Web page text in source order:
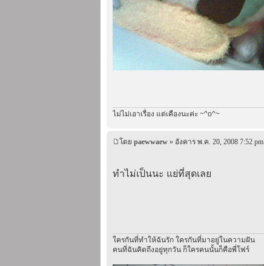
ไม่ไม่เอาเรื่อง แต่เคืองนะค่ะ ~^o^~
โดย paewwaew » อังคาร พ.ค. 20, 2008 7:52 pm
ทำไม่เป็นนะ แย่ที่สุดเลย
ใครกันที่ทำให้ฉันรัก ใครกันที่มาอยู่ในความฝัน
คนที่ฉันคิดถึงอยู่ทุกวัน ก็ใครคนนั้นก็คือพี่โฟร์